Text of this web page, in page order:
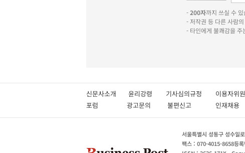
-200자까지 쓰실 수
- 저작권 등 다른 사람
- 타인에게 불쾌감을 주
신문사소개 윤리강령 기사심의규정 이용자
포럼
광고문의 불편신고 인재채
서울특별시 성동구 성수일
팩스 : 070-4015-8658등